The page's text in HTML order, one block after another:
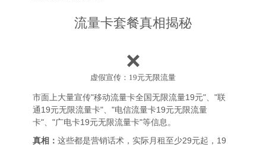
流量卡套餐真相揭秘
❌
虚假宣传：19元无限流量
市面上大量宣传"移动流量卡全国无限流量19元"、"联
通19元无限流量卡"、"电信流量卡19元无限流量
卡"、"广电卡19元无限流量卡"等信息。
真相： 这些都是营销话术，实际月租至少29元起，19